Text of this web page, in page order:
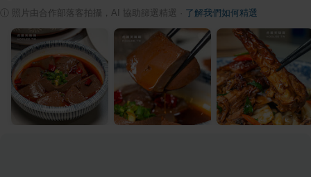
照片由合作部落客拍攝，AI 協助篩選精選 了解我們如何精選